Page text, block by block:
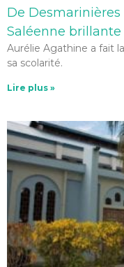
De Desmarinières
Saléenne brillante
Aurélie Agathine a fait
sa scolarité.
Lire plus »